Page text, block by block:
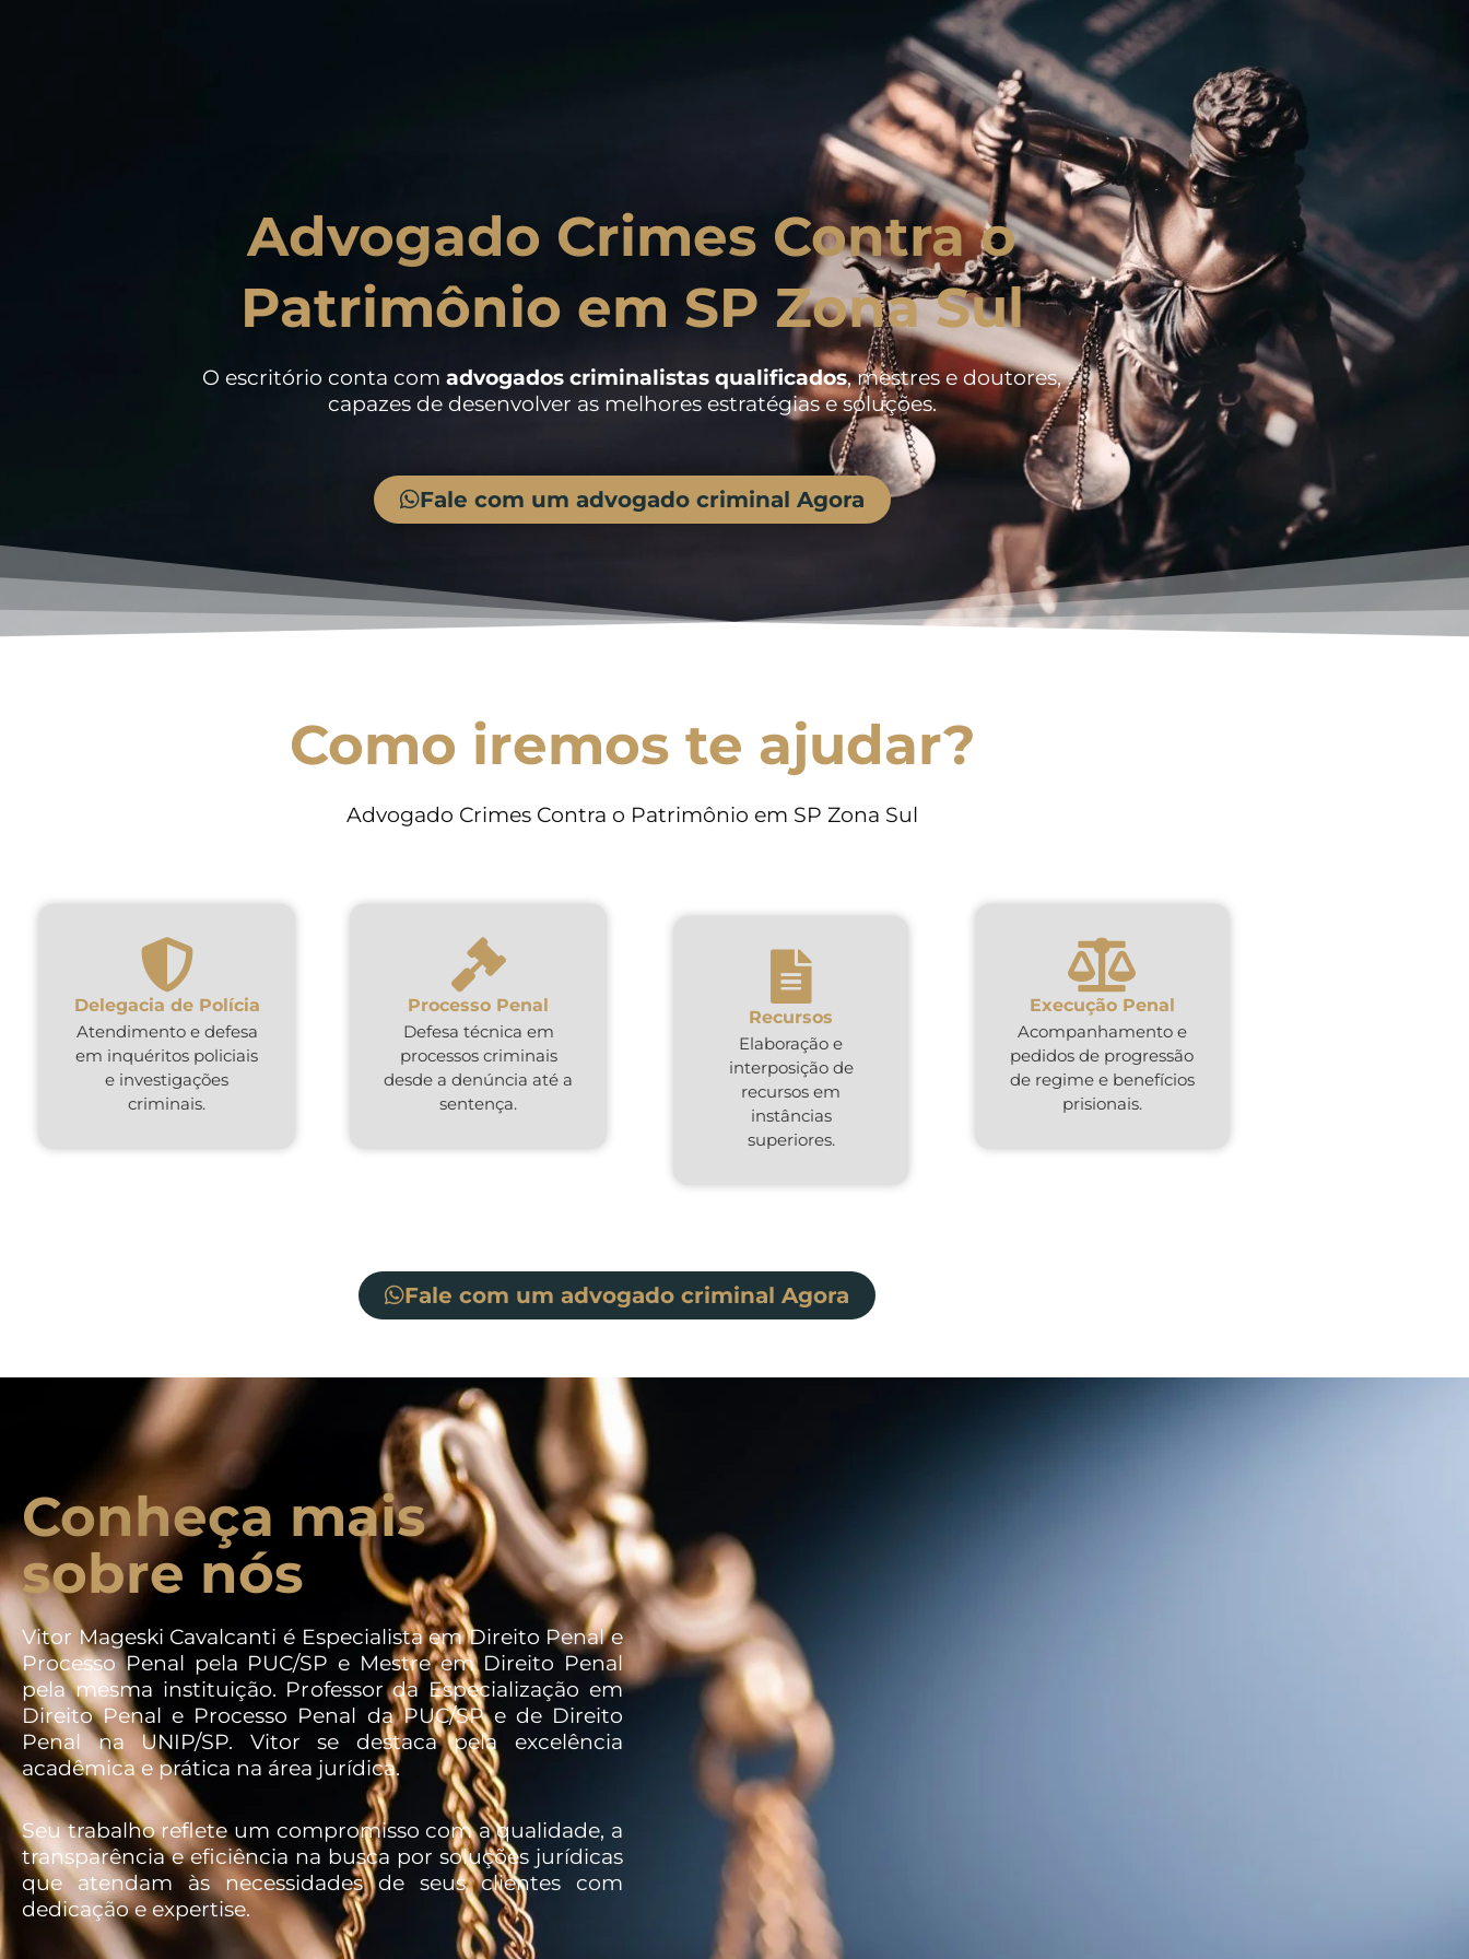
Advogado Crimes Contra o
Patrimônio em SP Zona Sul
O escritório conta comadvogados criminalistas qualificados, mestres e doutores,
capazes de desenvolver as melhores estratégias e soluções.
Fale com um advogado criminal Agora
Como iremos te ajudar?
Advogado Crimes Contra o Patrimônio em SP Zona Sul
Delegacia de Polícia
Atendimento e defesa
em inquéritos policiais
e investigações
criminais.
Processo Penal
Defesa técnica em
processos criminais
desde a denúncia até a
sentença.
Recursos
Elaboração e
interposição de
recursos em
instâncias
superiores.
Execução Penal
Acompanhamento e
pedidos de progressão
de regime e benefícios
prisionais.
Fale com um advogado criminal Agora
Conheça mais
sobre nós
Vitor Mageski Cavalcanti é Especialista em Direito Penal e
Processo Penal pela PUC/SP e Mestre em Direito Penal
pela mesma instituição. Professor da Especialização em
Direito Penal e Processo Penal da PUC/SP e de Direito
Penal na UNIP/SP. Vitor se destaca pela excelência
acadêmica e prática na área jurídica.
Seu trabalho reflete um compromisso com a qualidade, a
transparência e eficiência na busca por soluções jurídicas
que atendam às necessidades de seus clientes com
dedicação e expertise.